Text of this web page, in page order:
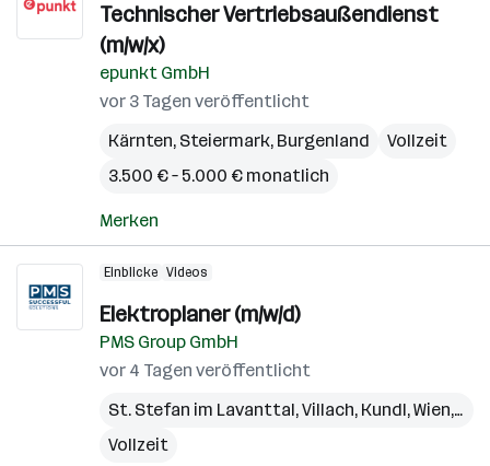
Technischer Vertriebsaußendienst
(m/w/x)
epunkt GmbH
vor 3 Tagen veröffentlicht
Kärnten, Steiermark, Burgenland
Vollzeit
3.500 € – 5.000 € monatlich
Merken
Einblicke Videos
Elektroplaner (m/w/d)
PMS Group GmbH
vor 4 Tagen veröffentlicht
St. Stefan im Lavanttal,Villach, Kundl,Wien,
Vollzeit